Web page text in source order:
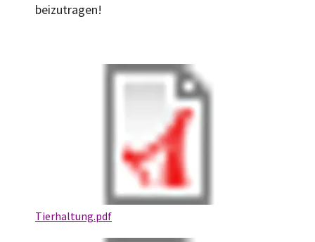
beizutragen!
Tierhaltung.pdf